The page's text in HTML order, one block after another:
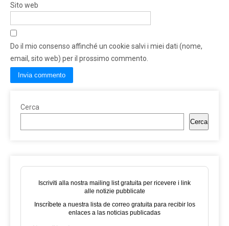
Sito web
Do il mio consenso affinché un cookie salvi i miei dati (nome,
email, sito web) per il prossimo commento.
Cerca
Cerca
Iscriviti alla nostra mailing list gratuita per ricevere i link
alle notizie pubblicate
Inscríbete a nuestra lista de correo gratuita para recibir los
enlaces a las noticias publicadas